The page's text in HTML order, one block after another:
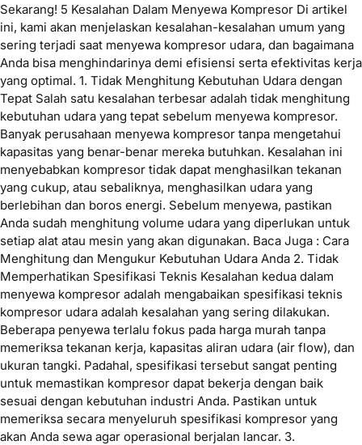
Sekarang! 5 Kesalahan Dalam Menyewa Kompresor Di artikel
ini, kami akan menjelaskan kesalahan-kesalahan umum yang
sering terjadi saat menyewa kompresor udara, dan bagaimana
Anda bisa menghindarinya demi efisiensi serta efektivitas kerja
yang optimal. 1. Tidak Menghitung Kebutuhan Udara dengan
Tepat Salah satu kesalahan terbesar adalah tidak menghitung
kebutuhan udara yang tepat sebelum menyewa kompresor.
Banyak perusahaan menyewa kompresor tanpa mengetahui
kapasitas yang benar-benar mereka butuhkan. Kesalahan ini
menyebabkan kompresor tidak dapat menghasilkan tekanan
yang cukup, atau sebaliknya, menghasilkan udara yang
berlebihan dan boros energi. Sebelum menyewa, pastikan
Anda sudah menghitung volume udara yang diperlukan untuk
setiap alat atau mesin yang akan digunakan. Baca Juga : Cara
Menghitung dan Mengukur Kebutuhan Udara Anda 2. Tidak
Memperhatikan Spesifikasi Teknis Kesalahan kedua dalam
menyewa kompresor adalah mengabaikan spesifikasi teknis
kompresor udara adalah kesalahan yang sering dilakukan.
Beberapa penyewa terlalu fokus pada harga murah tanpa
memeriksa tekanan kerja, kapasitas aliran udara (air flow), dan
ukuran tangki. Padahal, spesifikasi tersebut sangat penting
untuk memastikan kompresor dapat bekerja dengan baik
sesuai dengan kebutuhan industri Anda. Pastikan untuk
memeriksa secara menyeluruh spesifikasi kompresor yang
akan Anda sewa agar operasional berjalan lancar. 3.